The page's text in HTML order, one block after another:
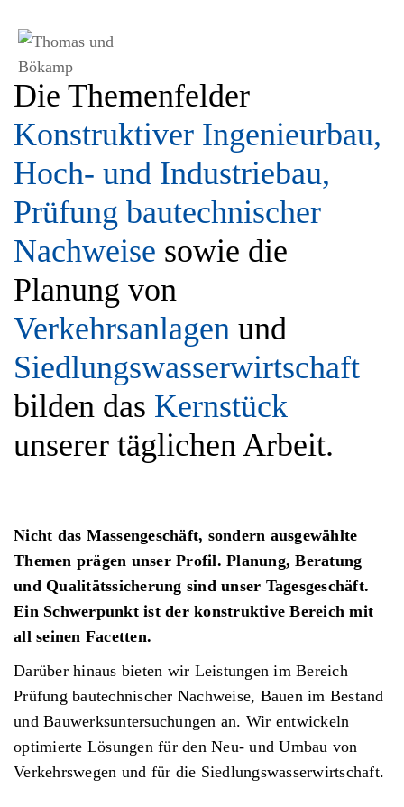
Die Themenfelder
Konstruktiver Ingenieurbau,
Hoch- und Industriebau,
Prüfung bautechnischer
Nachweise sowie die
Planung von
Verkehrsanlagen und
Siedlungswasserwirtschaft
bilden das Kernstück
unserer täglichen Arbeit.
Nicht das Massengeschäft, sondern ausgewählte
Themen prägen unser Profil. Planung, Beratung
und Qualitätssicherung sind unser Tagesgeschäft.
Ein Schwerpunkt ist der konstruktive Bereich mit
all seinen Facetten.
Darüber hinaus bieten wir Leistungen im Bereich
Prüfung bautechnischer Nachweise, Bauen im Bestand
und Bauwerksuntersuchungen an. Wir entwickeln
optimierte Lösungen für den Neu- und Umbau von
Verkehrswegen und für die Siedlungswasserwirtschaft.